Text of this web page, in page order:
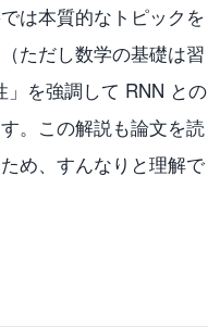
は本質的なトピックを
ただし数学の基礎は習
を強調して RNN との
。この解説も論文を読
め、すんなりと理解で